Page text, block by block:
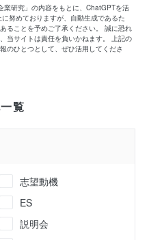
業研究」の内容をもとに、ChatGPTを活
努めておりますが、自動生成であるた
ることを予めご了承ください。 誠に恐れ
当サイトは責任を負いかねます。 上記の
のひとつとして、ぜひ活用してくださ
覧
志望動機
ES
説明会